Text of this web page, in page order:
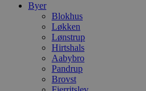
Byer
Blokhus
Løkken
Lønstrup
Hirtshals
Aabybro
Pandrup
Brovst